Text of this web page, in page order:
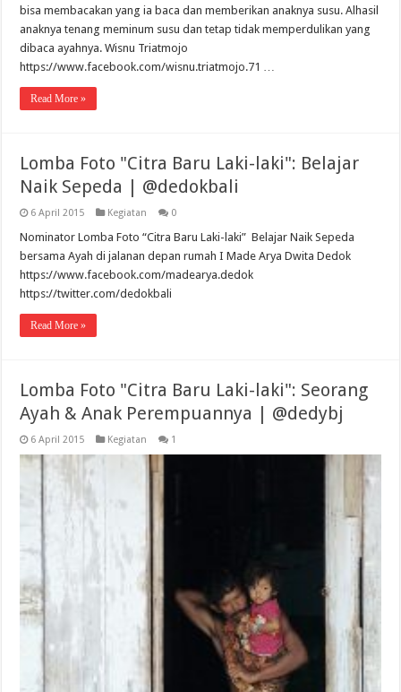
bisa membacakan yang ia baca dan memberikan anaknya susu. Alhasil
anaknya tenang meminum susu dan tetap tidak memperdulikan yang
dibaca ayahnya. Wisnu Triatmojo
https://www.facebook.com/wisnu.triatmojo.71 …
Read More »
Lomba Foto "Citra Baru Laki-laki": Belajar
Naik Sepeda | @dedokbali
6 April 2015 Kegiatan 0
Nominator Lomba Foto “Citra Baru Laki-laki” Belajar Naik Sepeda
bersama Ayah di jalanan depan rumah I Made Arya Dwita Dedok
https://www.facebook.com/madearya.dedok
https://twitter.com/dedokbali
Read More »
Lomba Foto "Citra Baru Laki-laki": Seorang
Ayah & Anak Perempuannya | @dedybj
6 April 2015 Kegiatan 1